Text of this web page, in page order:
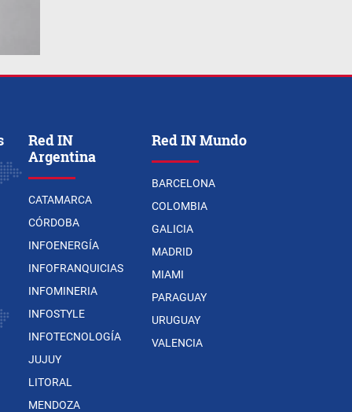
Red IN
Argentina
CATAMARCA
CÓRDOBA
INFOENERGÍA
INFOFRANQUICIAS
INFOMINERIA
INFOSTYLE
INFOTECNOLOGÍA
JUJUY
LITORAL
MENDOZA
Red IN Mundo
BARCELONA
COLOMBIA
GALICIA
MADRID
MIAMI
PARAGUAY
URUGUAY
VALENCIA